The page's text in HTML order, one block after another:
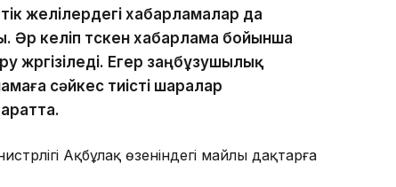
желілердегі хабарламалар да
Әр келіп түскен хабарлама бойынша
жүргізіледі. Егер заңбұзушылық
сәйкес тиісті шаралар
Ақбұлақ өзеніндегі майлы дақтарға